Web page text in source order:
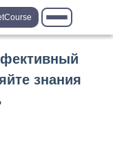
знания